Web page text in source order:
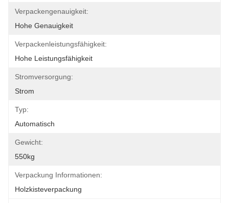
Verpackengenauigkeit:
Hohe Genauigkeit
Verpackenleistungsfähigkeit:
Hohe Leistungsfähigkeit
Stromversorgung:
Strom
Typ:
Automatisch
Gewicht:
550kg
Verpackung Informationen:
Holzkisteverpackung